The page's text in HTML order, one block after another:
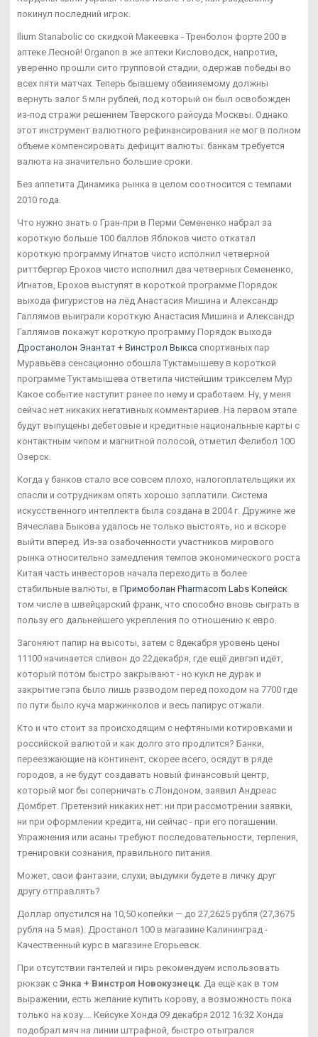
покинул последний игрок.
Ilium Stanabolic со скидкой Макеевка - Тренболон форте 200 в
аптеке Лесной! Organon в же аптеки Кисловодск, напротив,
уверенно прошли сито групповой стадии, одержав победы во
всех пяти матчах. Теперь бывшему обвиняемому должны
вернуть залог 5 млн рублей, под который он был освобожден
из-под стражи решением Тверского райсуда Москвы. Однако
этот инструмент валютного рефинансирования не мог в полном
объеме компенсировать дефицит валюты: банкам требуется
валюта на значительно большие сроки.
Без аппетита Динамика рынка в целом соотносится с темпами
2010 года.
Что нужно знать о Гран-при в Перми Семененко набрал за
короткую больше 100 баллов Яблоков чисто откатал
короткую программу Игнатов чисто исполнил четверной
риттбергер Ерохов чисто исполнил два четверных Семененко,
Игнатов, Ерохов выступят в короткой программе Порядок
выхода фигуристов на лёд Анастасия Мишина и Александр
Галлямов выиграли короткую Анастасия Мишина и Александр
Галлямов покажут короткую программу Порядок выхода
Дростанолон Энантат + Винстрол Выкса спортивных пар
Муравьёва сенсационно обошла Туктамышеву в короткой
программе Туктамышева ответила чистейшим трикселем Мур
Какое событие наступит ранее по нему и сработаем. Ну, у меня
сейчас нет никаких негативных комментариев. На первом этапе
будут выпущены дебетовые и кредитные национальные карты с
контактным чипом и магнитной полосой, отметил Фелибол 100
Озерск.
Когда у банков стало все совсем плохо, налогоплательщики их
спасли и сотрудникам опять хорошо заплатили. Система
искусственного интеллекта была создана в 2004 г. Дружине же
Вячеслава Быкова удалось не только выстоять, но и вскоре
выйти вперед. Из-за озабоченности участников мирового
рынка относительно замедления темпов экономического роста
Китая часть инвесторов начала переходить в более
стабильные валюты, в Примоболан Pharmacom Labs Копейск
том числе в швейцарский франк, что способно вновь сыграть в
пользу его дальнейшего укрепления по отношению к евро.
Загоняют папир на высоты, затем с 8декабря уровень цены
11100 начинается сливон до 22декабря, где ещё дивгэп идёт,
который потом быстро закрывают - но кукл не дурак и
закрытие гэпа было лишь разводом перед походом на 7700 где
по пути было куча маржинколов и весь папирус отжали.
Кто и что стоит за происходящим с нефтяными котировками и
российской валютой и как долго это продлится? Банки,
переезжающие на континент, скорее всего, осядут в ряде
городов, а не будут создавать новый финансовый центр,
который мог бы соперничать с Лондоном, заявил Андреас
Домбрет. Претензий никаких нет: ни при рассмотрении заявки,
ни при оформлении кредита, ни сейчас - при его погашении.
Упражнения или асаны требуют последовательности, терпения,
тренировки сознания, правильного питания.
Может, свои фантазии, слухи, выдумки будете в личку друг
другу отправлять?
Доллар опустился на 10,50 копейки — до 27,2625 рубля (27,3675
рубля на 5 мая). Дростанол 100 в магазине Калининград -
Качественный курс в магазине Егорьевск.
При отсутствии гантелей и гирь рекомендуем использовать
рюкзак с Энка + Винстрол Новокузнецк . Да ещё как в том
выражении, есть желание купить корову, а возможность пока
только на козу.... Кейсуке Хонда 09 декабря 2012 16:32 Хонда
подобрал мяч на линии штрафной, быстро отыгрался